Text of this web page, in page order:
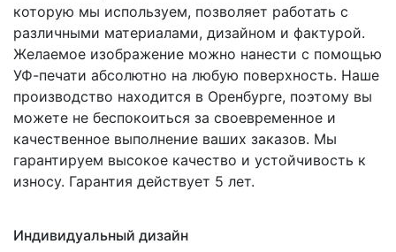
которую мы используем, позволяет работать с
различными материалами, дизайном и фактурой.
Желаемое изображение можно нанести с помощью
УФ-печати абсолютно на любую поверхность. Наше
производство находится в Оренбурге, поэтому вы
можете не беспокоиться за своевременное и
качественное выполнение ваших заказов. Мы
гарантируем высокое качество и устойчивость к
износу. Гарантия действует 5 лет.
Индивидуальный дизайн